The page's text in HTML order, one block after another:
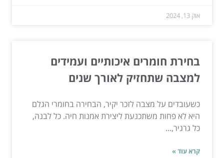
אוק 13, 2024
בחירת חומרים איכותיים ועמידים
למצבה שתחזיק לאורך שנים
כשעובדים על מצבה לזכר יקיר, הבחירה בחומרי הגלם
היא לא פחות משתכנעת ליצירת אמנות חיה. כל לבנה,
כל גרגיר,...
קרא עוד »